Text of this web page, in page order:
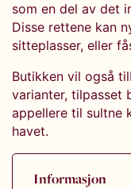
som en del av det
Disse rettene kan
sitteplasser, eller
Butikken vil også
varianter, tilpasset
appellere til sultne
havet.
Informasjon